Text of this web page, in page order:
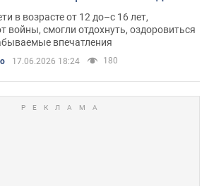
в возрасте от 12 до–с 16 лет,
войны, смогли отдохнуть, оздоровиться
впечатления
17.06.2026 18:24 180